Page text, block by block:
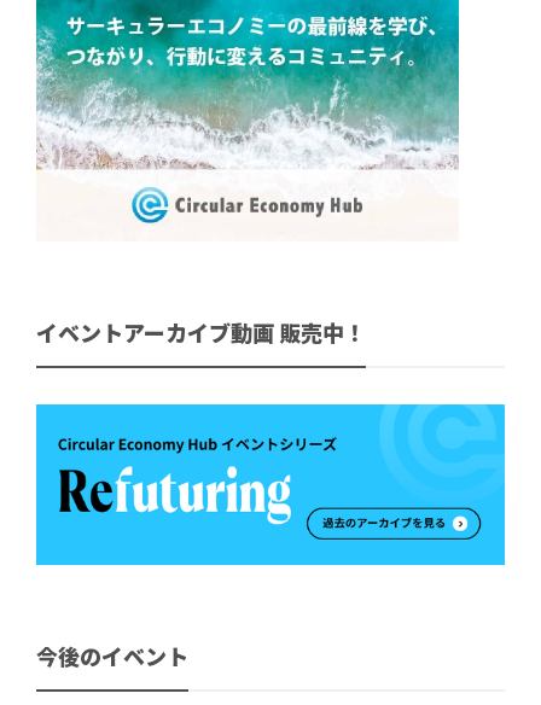
イベントアーカイブ動画 販売中！
今後のイベント